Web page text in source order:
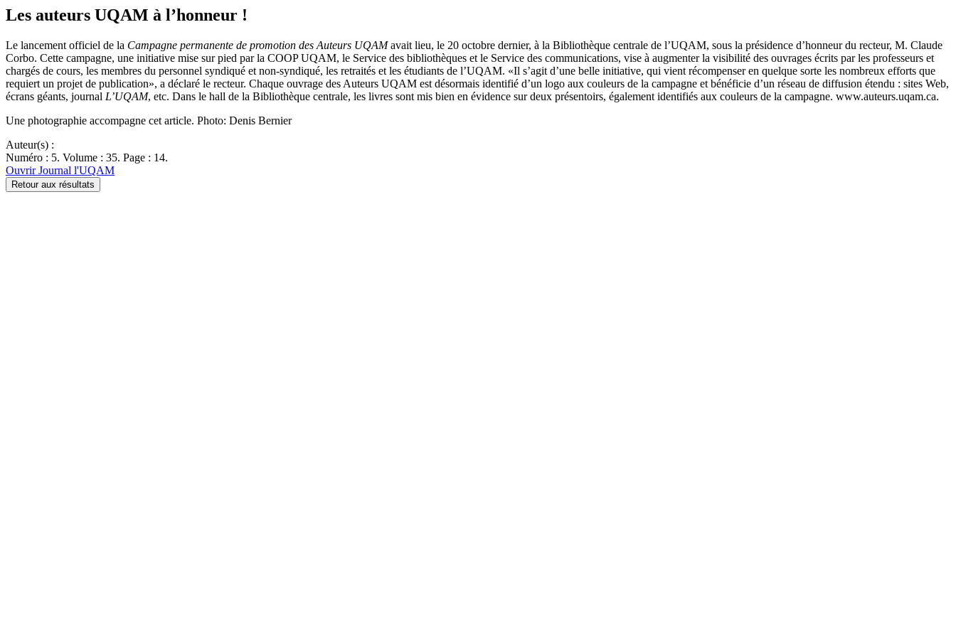
Les auteurs UQAM à l’honneur !
Le lancement officiel de la Campagne permanente de promotion des Auteurs UQAMavait lieu, le 20 octobre dernier, à la Bibliothèque centrale de l’UQAM, sous la présidence d’honneur du recteur, M. Claude
Corbo. Cette campagne, une initiative mise sur pied par la COOP UQAM, le Service des bibliothèques et le Service des communications, vise à augmenter la visibilité des ouvrages écrits par les professeurs et
chargés de cours, les membres du personnel syndiqué et non-syndiqué, les retraités et les étudiants de l’UQAM. «Il s’agit d’une belle initiative, qui vient récompenser en quelque sorte les nombreux efforts que
requiert un projet de publication», a déclaré le recteur. Chaque ouvrage des Auteurs UQAM est désormais identifié d’un logo aux couleurs de la campagne et bénéficie d’un réseau de diffusion étendu : sites Web,
écrans géants, journal L’UQAM, etc. Dans le hall de la Bibliothèque centrale, les livres sont mis bien en évidence sur deux présentoirs, également identifiés aux couleurs de la campagne. www.auteurs.uqam.ca.
Une photographie accompagne cet article. Photo: Denis Bernier
Auteur(s) :
Numéro : 5. Volume : 35. Page : 14.
Ouvrir Journal l'UQAM
Retour aux résultats